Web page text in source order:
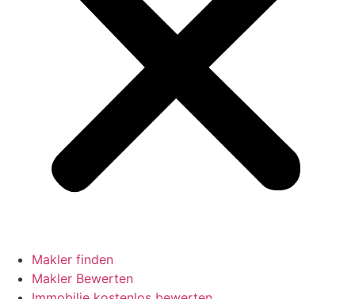
Makler finden
Makler Bewerten